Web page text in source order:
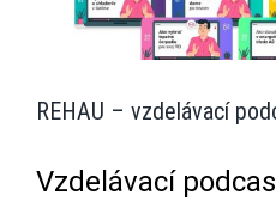
väčší
REHAU – vzdelávací
Vzdelávací